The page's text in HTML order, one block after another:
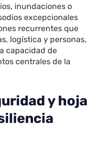
inundaciones o
excepcionales
recurrentes que
logística y personas,
capacidad de
centrales de la
y hoja